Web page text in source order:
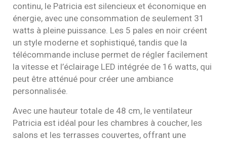
continu, le Patricia est silencieux et économique en
énergie, avec une consommation de seulement 31
watts à pleine puissance. Les 5 pales en noir créent
un style moderne et sophistiqué, tandis que la
télécommande incluse permet de régler facilement
la vitesse et l’éclairage LED intégrée de 16 watts, qui
peut être atténué pour créer une ambiance
personnalisée.
Avec une hauteur totale de 48 cm, le ventilateur
Patricia est idéal pour les chambres à coucher, les
salons et les terrasses couvertes, offrant une